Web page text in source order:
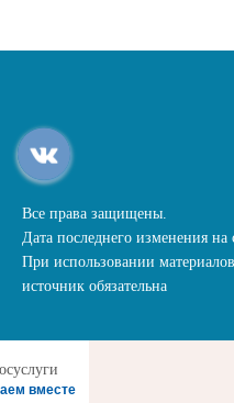
Все права защищены.
Дата последнего изменения на
При использовании
источник обязательна
вместе